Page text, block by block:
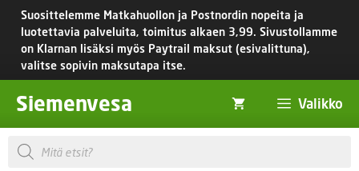
Siirry
sisältöön
Suosittelemme Matkahuollon ja Postnordin nopeita ja
luotettavia palveluita, toimitus alkaen 3,99. Sivustollamme
on Klarnan lisäksi myös Paytrail maksut (esivalittuna),
valitse sopivin maksutapa itse.
Siemenvesa Valikko
Products
search